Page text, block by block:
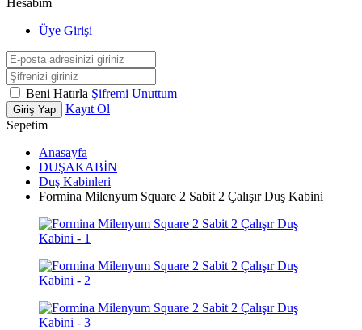
Hesabım
Üye Girişi
Beni Hatırla Şifremi Unuttum
Giriş Yap
Kayıt Ol
Sepetim
Anasayfa
DUŞAKABİN
Duş Kabinleri
Formina Milenyum Square 2 Sabit 2 Çalışır Duş Kabini